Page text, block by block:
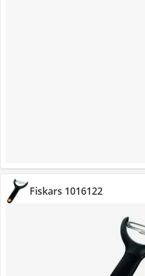
Fiskars 1016122